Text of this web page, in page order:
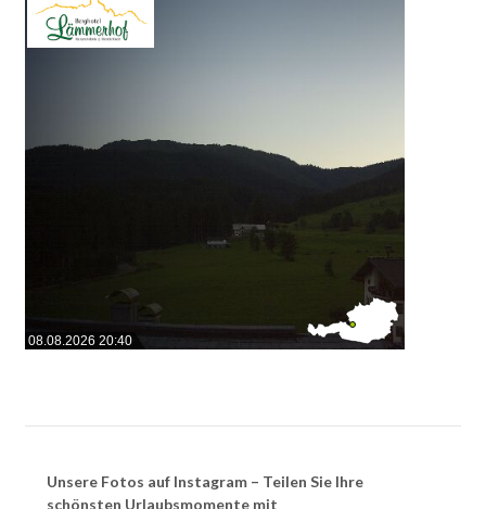
08.08.2026 20:40
Unsere Fotos auf Instagram – Teilen Sie Ihre
schönsten Urlaubsmomente mit